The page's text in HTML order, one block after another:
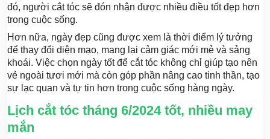
đó, người cắt tóc sẽ đón nhận được nhiều điều tốt đẹp hơn
trong cuộc sống.
Hơn nữa, ngày đẹp cũng được xem là thời điểm lý tưởng
để thay đổi diện mạo, mang lại cảm giác mới mẻ và sảng
khoái. Việc chọn ngày tốt để cắt tóc không chỉ giúp tạo nên
vẻ ngoài tươi mới mà còn góp phần nâng cao tinh thần, tạo
sự lạc quan và tự tin hơn trong cuộc sống hàng ngày.
Lịch cắt tóc tháng 6/2024 tốt, nhiều may
mắn